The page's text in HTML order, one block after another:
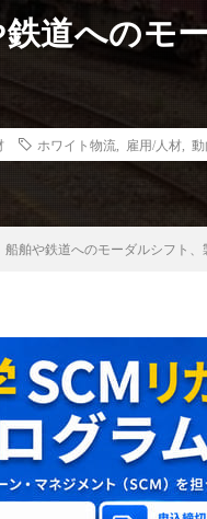
鉄道へのモ
ホワイト物流 雇用/人材 動
船舶や鉄道へのモーダルシフト